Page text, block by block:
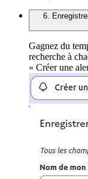
6.
Gagnez du
recherche à
« Créer une